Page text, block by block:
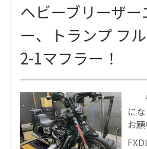
ヘビーブリーザ
ー、トランプ フ
2-1マフラー！
皆
に
お